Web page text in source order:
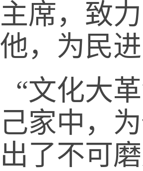
主席，致
他，为民
“文化大
己家中，
出了不可